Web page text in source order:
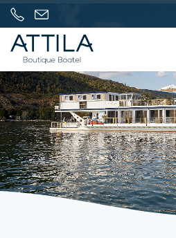
Skip to content